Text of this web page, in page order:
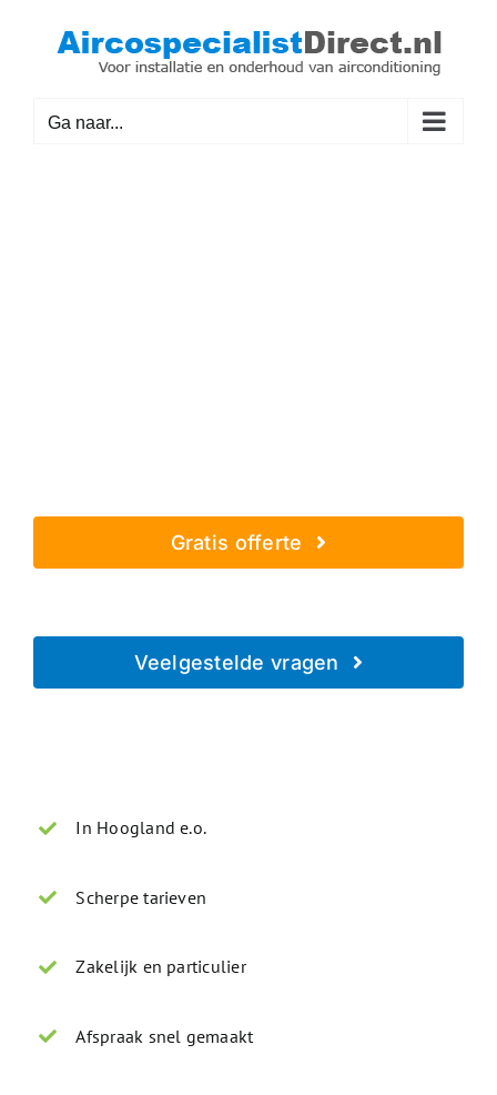
Ga naar...
Gratis offerte
Veelgestelde vragen
In Hoogland e.o.
Scherpe tarieven
Zakelijk en particulier
Afspraak snel gemaakt